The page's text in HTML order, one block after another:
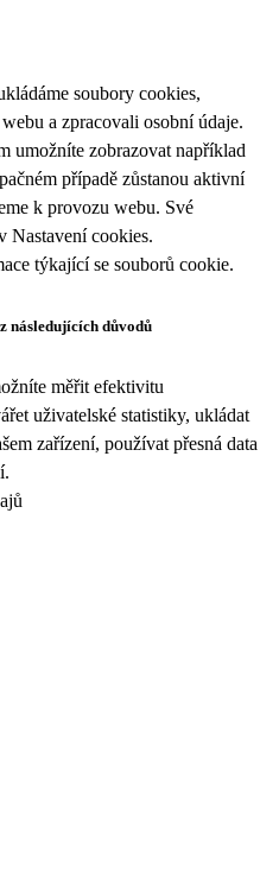
soubory cookies,
a zpracovali osobní údaje.
umožníte zobrazovat například
případě zůstanou aktivní
k provozu webu. Své
Nastavení cookies.
týkající se souborů cookie.
následujících důvodů
měřit efektivitu
uživatelské statistiky, ukládat
zařízení, používat přesná data